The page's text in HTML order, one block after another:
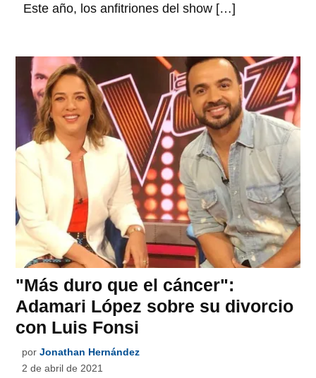
Este año, los anfitriones del show […]
"Más duro que el cáncer":
Adamari López sobre su divorcio
con Luis Fonsi
por Jonathan Hernández
2 de abril de 2021